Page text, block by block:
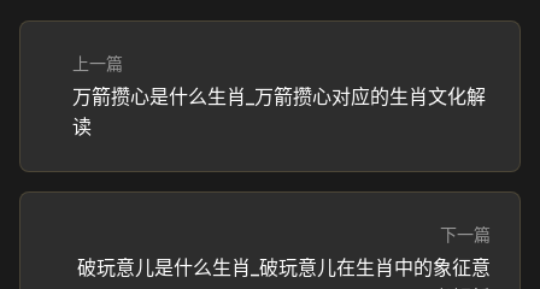
上一篇
万箭攒心是什么生肖_万箭攒心对应的生肖文化解
读
下一篇
破玩意儿是什么生肖_破玩意儿在生肖中的象征意